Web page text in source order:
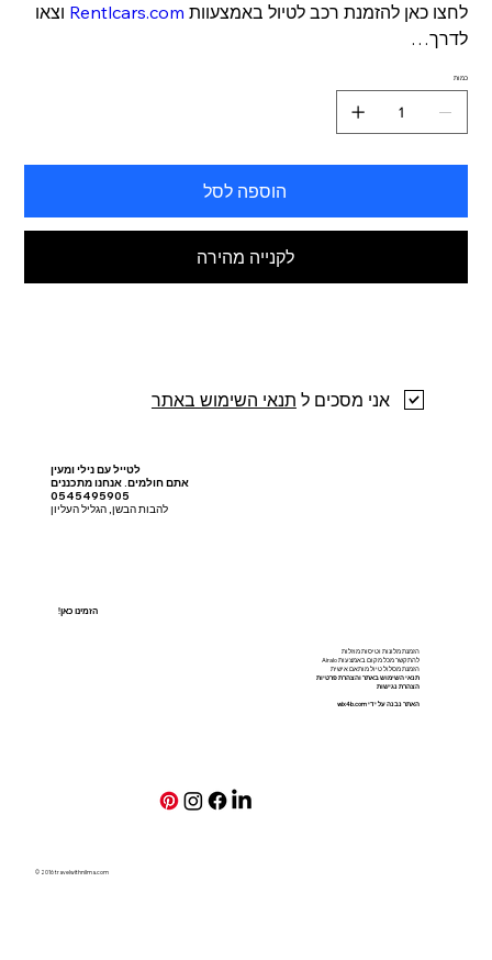
לחצו כאן להזמנת רכב לטיול באמצעוות Rentlcars.com וצאו
לדרך…
כמות
הוספה לסל
לקנייה מהירה
אני מסכים ל תנאי השימוש באתר
לטייל עם נילי ומעין
אתם חולמים. אנחנו מתכננים
0545495905
להבות הבשן, הגליל העליון
!הזמינו כאן
הזמנת מלונות וטיסות מוזלות
להתקשר מכל מקום באמצעות Airalo
הזמנת מסלול טיול מותאם אישית
תנאי השימוש באתר והצהרת פרטיות
הצהרת נגישות
האתר נבנה על ידיwix4b.com
© 2016 travelwithnilma.com